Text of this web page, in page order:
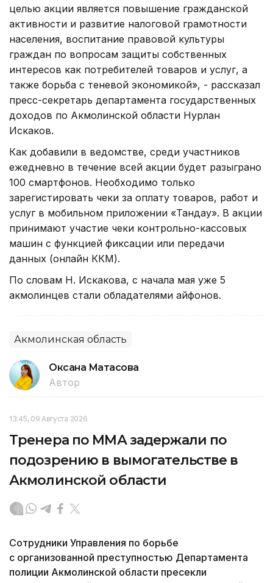
целью акции является повышение гражданской
активности и развитие налоговой грамотности
населения, воспитание правовой культуры
граждан по вопросам защиты собственных
интересов как потребителей товаров и услуг, а
также борьба с теневой экономикой», - рассказал
пресс-секретарь департамента государственных
доходов по Акмолинской области Нурлан
Искаков.
Как добавили в ведомстве, среди участников
ежедневно в течение всей акции будет разыграно
100 смартфонов. Необходимо только
зарегистировать чеки за оплату товаров, работ и
услуг в мобильном приложении «Тандау». В акции
принимают участие чеки контрольно-кассовых
машин с функцией фиксации или передачи
данных (онлайн ККМ).
По словам Н. Искакова, с начала мая уже 5
акмолинцев стали обладателями айфонов.
Акмолинская область
Оксана Матасова
Автор
13:45, 09 Августа 2026
Тренера по ММА задержали по
подозрению в вымогательстве в
Акмолинской области
Сотрудники Управления по борьбе
с организованной преступностью Департамента
полиции Акмолинской области пресекли